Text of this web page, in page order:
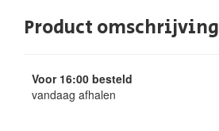
Product omschrijving
Voor 16:00 besteld
vandaag afhalen